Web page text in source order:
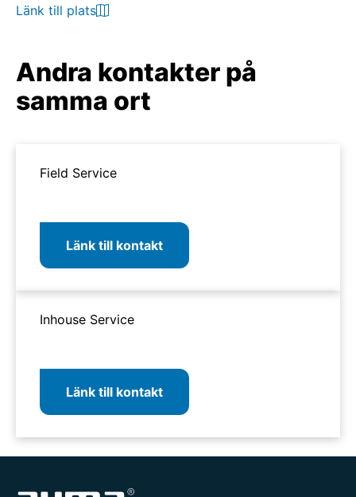
Länk till plats
Andra kontakter på
samma ort
Field Service
Länk till kontakt
Inhouse Service
Länk till kontakt